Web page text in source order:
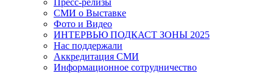
СМИ о Выставке
Фото и Видео
ИНТЕРВЬЮ ПОДКАСТ ЗОНЫ 2025
Нас поддержали
Аккредитация СМИ
Информационное сотрудничество